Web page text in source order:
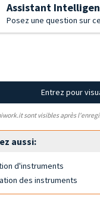
Assistant
Posez une question sur
Entrez pour
sont visibles après
aussi:
d'instruments
des instruments